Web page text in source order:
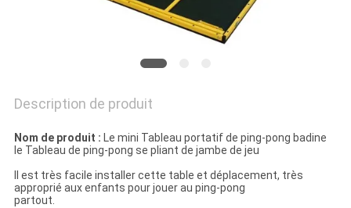
Description de produit
Nom de produit : Le mini Tableau portatif de ping-pong badine
le Tableau de ping-pong se pliant de jambe de jeu
Il est très facile installer cette table et déplacement, très
approprié aux enfants pour jouer au ping-pong
partout.